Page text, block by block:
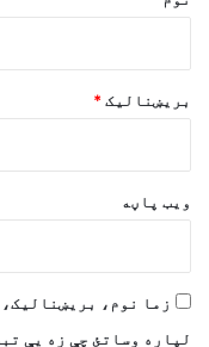
بریښنالیک *
ویب پاڼه
زما نوم،
لپاره وساتئ چې زه یې